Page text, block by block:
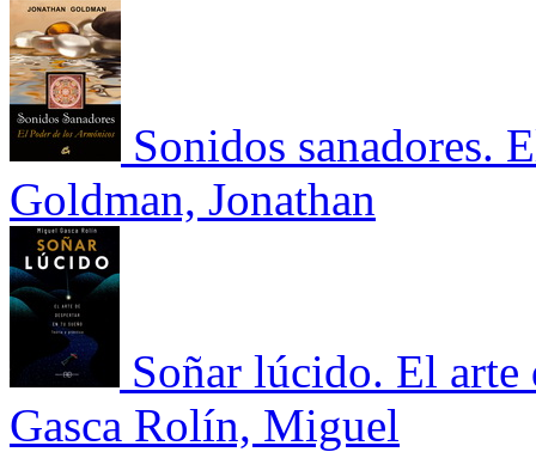
Sonidos sanadores.
Goldman, Jonathan
Soñar lúcido. El arte
Gasca Rolín, Miguel